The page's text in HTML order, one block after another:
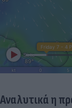
Αναλυτικά η